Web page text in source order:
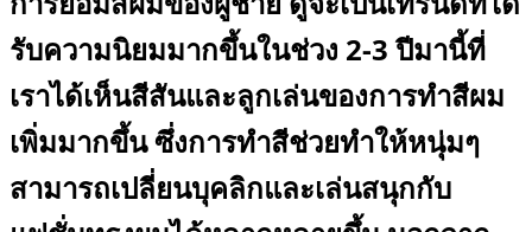
รับความนิยมมากขึ้นในช่วง 2-3 ปีมานี้ที่
เราได้เห็นสีสันและลูกเล่นของการทำสีผม
เพิ่มมากขึ้น ซึ่งการทำสีช่วยทำให้หนุ่มๆ
สามารถเปลี่ยนบุคลิกและเล่นสนุกกับ